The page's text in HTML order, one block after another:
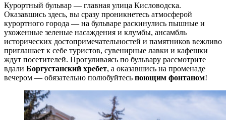
Курортный бульвар — главная улица Кисловодска.
Оказавшись здесь, вы сразу проникнетесь атмосферой
курортного города — на бульваре раскинулись пышные и
ухоженные зеленые насаждения и клумбы, ансамбль
исторических достопримечательностей и памятников вежливо
приглашает к себе туристов, сувенирные лавки и кафешки
ждут посетителей. Прогуливаясь по бульвару рассмотрите
вдали Боргустанский хребет, а оказавшись на променаде
вечером — обязательно полюбуйтесь поющим фонтаном!